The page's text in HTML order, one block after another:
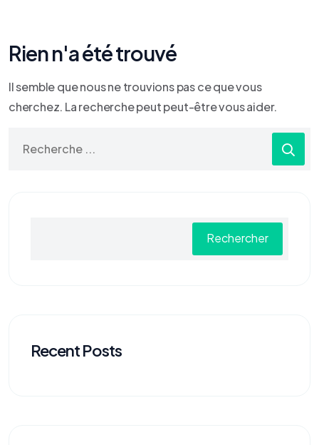
Rien n'a été trouvé
Il semble que nous ne trouvions pas ce que vous
cherchez. La recherche peut peut-être vous aider.
Rechercher
Recent Posts